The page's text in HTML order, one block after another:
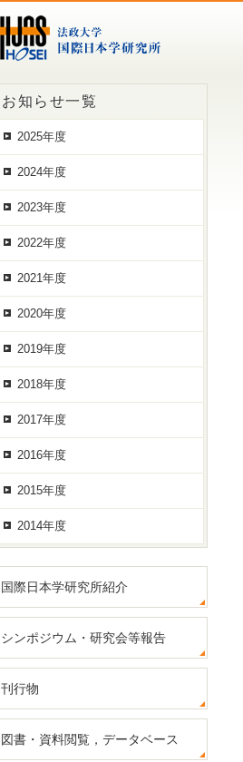
お知らせ一覧
2025年度
2024年度
2023年度
2022年度
2021年度
2020年度
2019年度
2018年度
2017年度
2016年度
2015年度
2014年度
国際日本学研究所紹介
シンポジウム・研究会等報告
刊行物
図書・資料閲覧，データベース